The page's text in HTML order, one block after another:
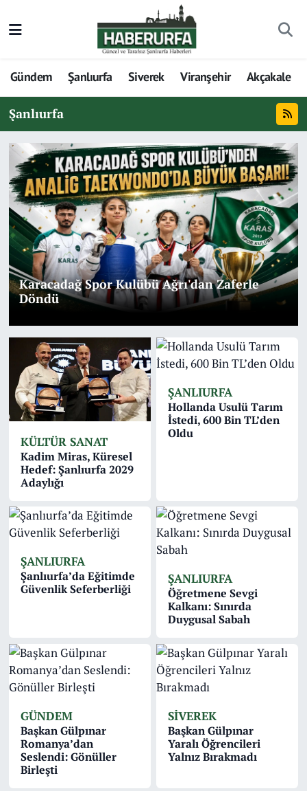
Gündem Şanlıurfa Siverek Viranşehir Akçakale
Şanlıurfa
Karacadağ Spor Kulübü Ağrı'dan Zaferle
Döndü
KÜLTÜR SANAT
Kadim Miras, Küresel
Hedef: Şanlıurfa 2029
Adaylığı
ŞANLIURFA
Hollanda Usulü Tarım
İstedi, 600 Bin TL’den
Oldu
ŞANLIURFA
Şanlıurfa’da Eğitimde
Güvenlik Seferberliği
ŞANLIURFA
Öğretmene Sevgi
Kalkanı: Sınırda
Duygusal Sabah
GÜNDEM
Başkan Gülpınar
Romanya’dan
Seslendi: Gönüller
Birleşti
SIVEREK
Başkan Gülpınar
Yaralı Öğrencileri
Yalnız Bırakmadı